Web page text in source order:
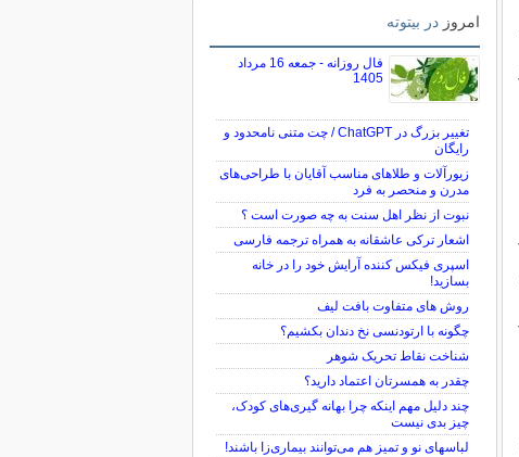
امروز در بیتوته
فال روزانه - جمعه 16 مرداد
1405
تغییر بزرگ در ChatGPT / چت متنی نامحدود و
رایگان
زیورآلات و طلاهای مناسب آقایان با طراحی‌های
مدرن و منحصر به فرد
نبوت از نظر اهل سنت به چه صورت است ؟
اشعار ترکی عاشقانه به همراه ترجمه فارسی
اسپری فیکس کننده آرایش خود را در خانه
بسازید!
روش های متفاوت بافت لیف
چگونه با ارتودنسی نخ دندان بکشیم؟
شناخت نقاط تحریک شوهر
چقدر به همسرتان اعتماد دارید؟
چند دلیل مهم اینکه چرا بهانه گیری‌های کودک،
چیز بدی نیست
لباس‎های نو و تمیز هم می‌توانند بیماری‌زا باشند!